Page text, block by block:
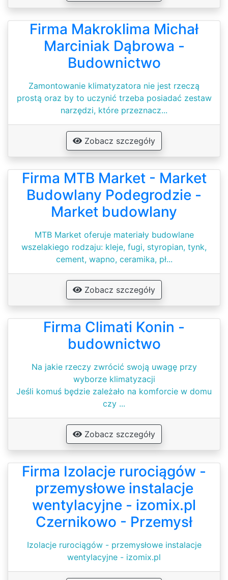
Firma Makroklima Michał
Marciniak Dąbrowa -
Budownictwo
Zamontowanie klimatyzatora nie jest rzeczą
prostą oraz by to uczynić trzeba posiadać zestaw
narzędzi, które przeznacz...
Zobacz szczegóły
Firma MTB Market - Market
Budowlany Podegrodzie -
Market budowlany
MTB Market oferuje materiały budowlane
wszelakiego rodzaju: kleje, fugi, styropian, tynk,
cement, wapno, ceramika, pł...
Zobacz szczegóły
Firma Climati Konin -
budownictwo
Na jakie rzeczy zwrócić swoją uwagę przy
wyborze klimatyzacji
Jeśli komuś będzie zależało na komforcie w domu
czy ...
Zobacz szczegóły
Firma Izolacje rurociągów -
przemysłowe instalacje
wentylacyjne - izomix.pl
Czernikowo - Przemysł
Izolacje rurociągów - przemysłowe instalacje
wentylacyjne - izomix.pl